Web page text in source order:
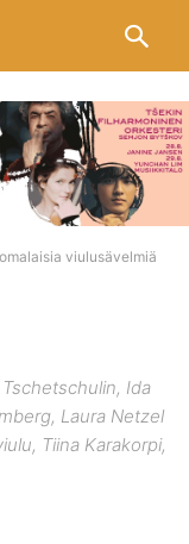
viulusävelmiä
Ida
Laura Netzel
Tiina Karakorpi,